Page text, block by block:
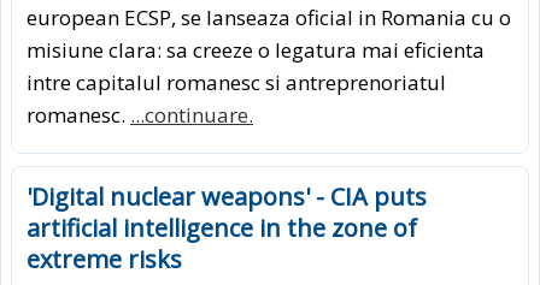
european ECSP, se lanseaza oficial in Romania cu o
misiune clara: sa creeze o legatura mai eficienta
intre capitalul romanesc si antreprenoriatul
romanesc. ...continuare.
'Digital nuclear weapons' - CIA puts
artificial intelligence in the zone of
extreme risks